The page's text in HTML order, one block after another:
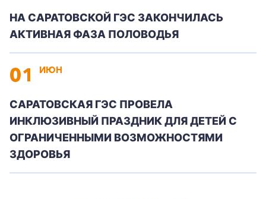
НА САРАТОВСКОЙ ГЭС ЗАКОНЧИЛАСЬ
АКТИВНАЯ ФАЗА ПОЛОВОДЬЯ
01 ИЮН
САРАТОВСКАЯ ГЭС ПРОВЕЛА
ИНКЛЮЗИВНЫЙ ПРАЗДНИК ДЛЯ ДЕТЕЙ С
ОГРАНИЧЕННЫМИ ВОЗМОЖНОСТЯМИ
ЗДОРОВЬЯ